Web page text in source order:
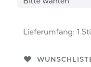
Lieferumfang: 1